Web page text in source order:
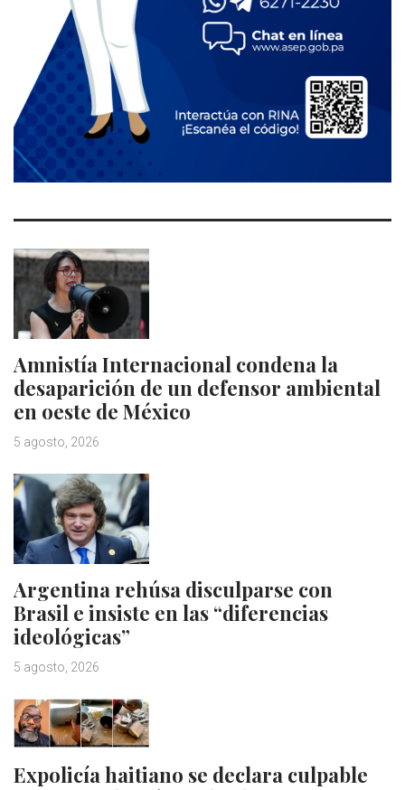
Amnistía Internacional condena la
desaparición de un defensor ambiental
en oeste de México
5 agosto, 2026
Argentina rehúsa disculparse con
Brasil e insiste en las “diferencias
ideológicas”
5 agosto, 2026
Expolicía haitiano se declara culpable